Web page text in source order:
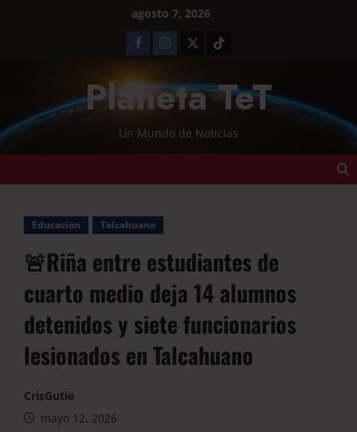
agosto 7, 2026
Planeta TeT
Un Mundo de Noticias
Educación Talcahuano
🚨Riña entre estudiantes de
cuarto medio deja 14 alumnos
detenidos y siete funcionarios
lesionados en Talcahuano
CrisGutie
mayo 12, 2026